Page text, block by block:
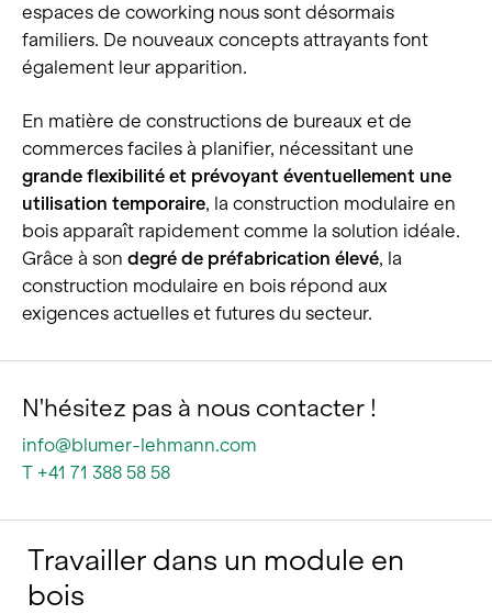
Contact
Recherche
Français
espaces de coworking nous sont désormais
familiers. De nouveaux concepts attrayants font
également leur apparition.
En matière de constructions de bureaux et de
commerces faciles à planifier, nécessitant une
grande flexibilité et prévoyant éventuellement une
utilisation temporaire, la construction modulaire en
bois apparaît rapidement comme la solution idéale.
Grâce à son degré de préfabrication élevé, la
construction modulaire en bois répond aux
exigences actuelles et futures du secteur.
N'hésitez pas à nous contacter !
info@blumer-lehmann.com
T +41 71 388 58 58
Travailler dans un module en
bois